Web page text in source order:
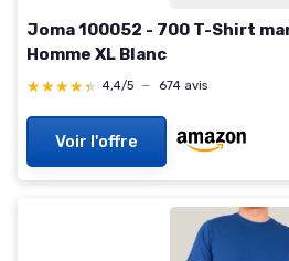
Joma 100052 - 700 T-Shirt
Homme XL Blanc
★★★★★
★★★★★ 4,4/5 — 674 avis
Voir l'offre